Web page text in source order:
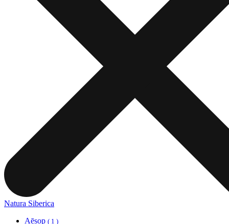
Natura Siberica
Aēsop ( 1 )